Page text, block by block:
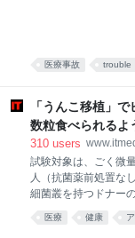
字を印刷できるのだ
た場合には、平版印刷
医療事故 trouble
「うんこ移植」
数粒食べられる
掲載
310 users
試験対象は、ごく微
人（抗菌薬前処置な
細菌叢を持つドナー
を、数時間かけて服
月後に調査で、10人
医療 健康